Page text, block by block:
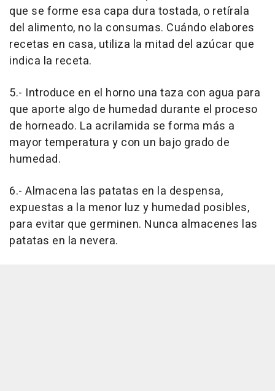
que se forme esa capa dura tostada, o retírala
del alimento, no la consumas. Cuándo elabores
recetas en casa, utiliza la mitad del azúcar que
indica la receta.
5.- Introduce en el horno una taza con agua para
que aporte algo de humedad durante el proceso
de horneado. La acrilamida se forma más a
mayor temperatura y con un bajo grado de
humedad.
6.- Almacena las patatas en la despensa,
expuestas a la menor luz y humedad posibles,
para evitar que germinen. Nunca almacenes las
patatas en la nevera.